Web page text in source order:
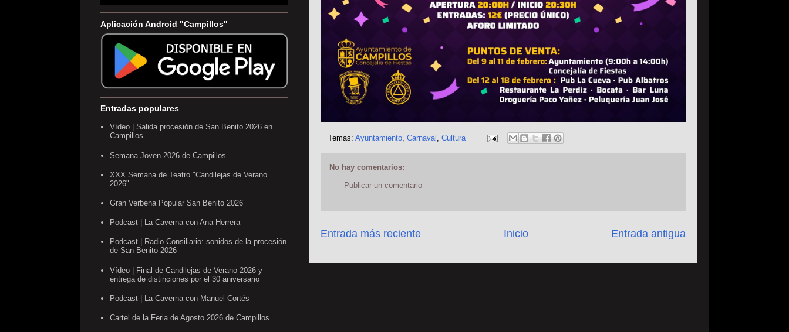
Temas: Ayuntamiento Carnaval Cultura
No hay comentarios:
Publicar un comentario
Entrada más reciente Entrada antigua
Inicio
Aplicación Android "Campillos"
Entradas populares
Vídeo | Salida procesión de San Benito 2026 en
Campillos
Semana Joven 2026 de Campillos
XXX Semana de Teatro "Candilejas de Verano
2026"
Gran Verbena Popular San Benito 2026
Podcast | La Caverna con Ana Herrera
Podcast | Radio Consiliario: sonidos de la procesión
de San Benito 2026
Vídeo | Final de Candilejas de Verano 2026 y
entrega de distinciones por el 30 aniversario
Podcast | La Caverna con Manuel Cortés
Cartel de la Feria de Agosto 2026 de Campillos